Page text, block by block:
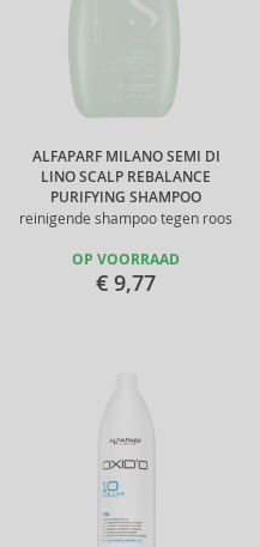
ALFAPARF MILANO SEMI DI
LINO SCALP REBALANCE
PURIFYING SHAMPOO
reinigende shampoo tegen roos
OP VOORRAAD
€ 9,77